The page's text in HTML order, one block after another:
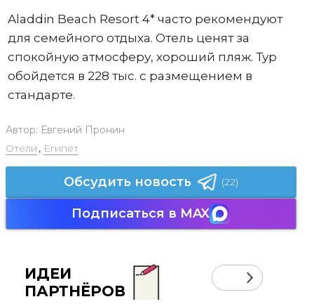
Aladdin Beach Resort 4* часто рекомендуют
для семейного отдыха. Отель ценят за
спокойную атмосферу, хороший пляж. Тур
обойдется в 228 тыс. с размещением в
стандарте.
Автор: Евгений Пронин
Отели , Египет
Обсудить новость (22)
Подписаться в MAX
ИДЕИ
ПАРТНЁРОВ